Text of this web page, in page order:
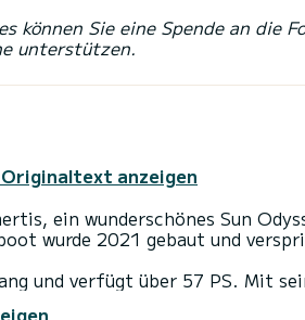
können Sie eine Spende an die
unterstützen.
Originaltext anzeigen
ein wunderschönes Sun
wurde 2021 gebaut und
und verfügt über 57 PS. Mit